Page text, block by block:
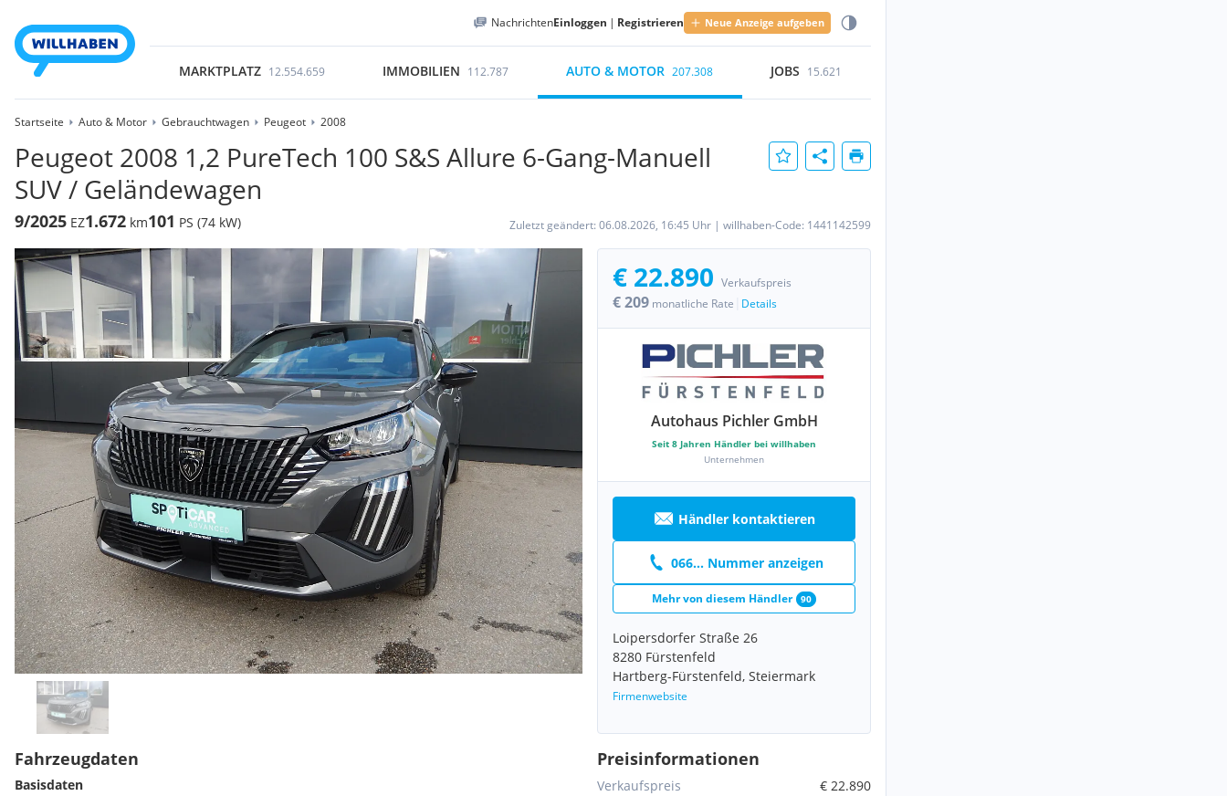
NachrichtenEinloggen | Registrieren Neue Anzeige aufgeben
MARKTPLATZ 12.554.659 IMMOBILIEN 112.787 AUTO & MOTOR 207.308 JOBS 15.621
Startseite Auto & Motor Gebrauchtwagen Peugeot 2008
Peugeot 2008 1,2 PureTech 100 S&S Allure 6-Gang-Manuell
SUV / Geländewagen
9/2025 EZ1.672 km101 PS (74 kW) Zuletzt geändert: 06.08.2026, 16:45 Uhr | willhaben-Code: 1441142599
€ 22.890 Verkaufspreis
€ 209 monatliche Rate Details
Autohaus Pichler GmbH
Seit 8 Jahren Händler bei willhaben
Unternehmen
Händler kontaktieren
066... Nummer anzeigen
Mehr von diesem Händler 90
Loipersdorfer Straße 26
8280 Fürstenfeld
Hartberg-Fürstenfeld, Steiermark
Firmenwebsite
Fahrzeugdaten
Basisdaten
Preisinformationen
Verkaufspreis € 22.890